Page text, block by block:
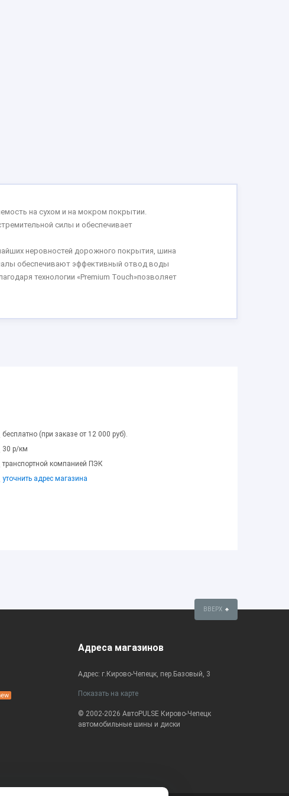
на сухом и на мокром покрытии.
силы и обеспечивает
неровностей дорожного покрытия, шина
обеспечивают эффективный отвод воды
технологии «Premium Touch»позволяет
бесплатно (при заказе от 12 000 руб).
30 р/км
транспортной компанией ПЭК
уточнить адрес магазина
ВВЕРХ
Адреса магазинов
Адрес: г.Кирово-Чепецк, пер.Базовый, 3
Показать на карте
© 2002-2026 АвтоPULSE Кирово-Чепецк
автомобильные шины и диски